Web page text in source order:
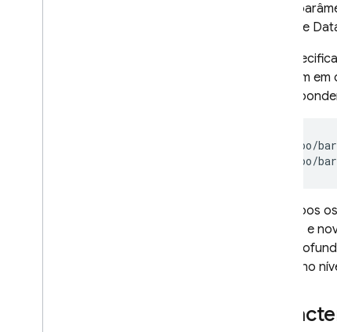
Esses
Realtime
As
ocorrem
/foo/bar
Em ambos
antigos e
mais
dados no